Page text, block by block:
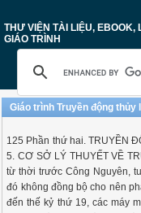
THƯ VIỆN TÀI LIỆU, EBOOK,
GIÁO TRÌNH
Giáo trình Truyền động thủy
125 Phần thứ hai. TRUYỀN
5. CƠ SỞ LÝ THUYẾT VỀ
từ thời trước Công Nguyên,
đó không đồng bộ cho nên
đến thế kỷ thứ 19, các máy